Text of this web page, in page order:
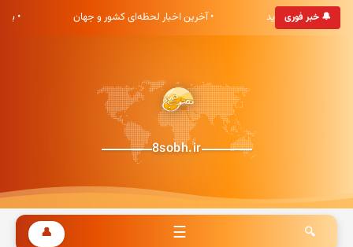
🔔 خبر فوری
هشت صبح خوش آمدید • آخرین اخبار لحظه‌ای کشور و جهان •
8sobh.ir
🔍
☰
👤